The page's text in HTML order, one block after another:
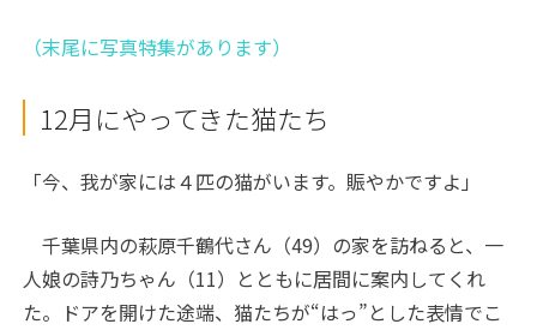
（末尾に写真特集があります）
12月にやってきた猫たち
「今、我が家には４匹の猫がいます。賑やかですよ」
千葉県内の萩原千鶴代さん（49）の家を訪ねると、一
人娘の詩乃ちゃん（11）とともに居間に案内してくれ
た。ドアを開けた途端、猫たちが“はっ”とした表情でこ